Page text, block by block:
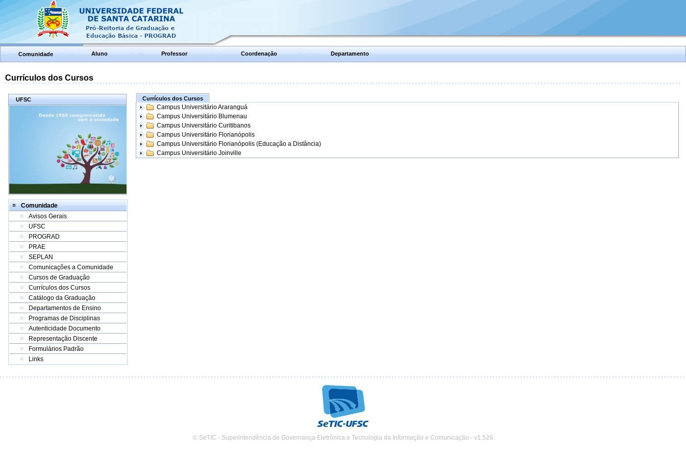
Comunidade Aluno Professor Coordenação Departamento
Currículos dos Cursos
UFSC
Comunidade
Avisos Gerais
UFSC
PROGRAD
PRAE
SEPLAN
Comunicações a Comunidade
Cursos de Graduação
Currículos dos Cursos
Catálogo da Graduação
Departamentos de Ensino
Programas de Disciplinas
Autenticidade Documento
Representação Discente
Formulários Padrão
Links
Currículos dos Cursos
Campus Universitário Araranguá
Campus Universitário Blumenau
Campus Universitário Curitibanos
Campus Universitário Florianópolis
Campus Universitário Florianópolis (Educação a Distância)
Campus Universitário Joinville
© SeTIC - Superintendência de Governança Eletrônica e Tecnologia da Informação e Comunicação - v1.526